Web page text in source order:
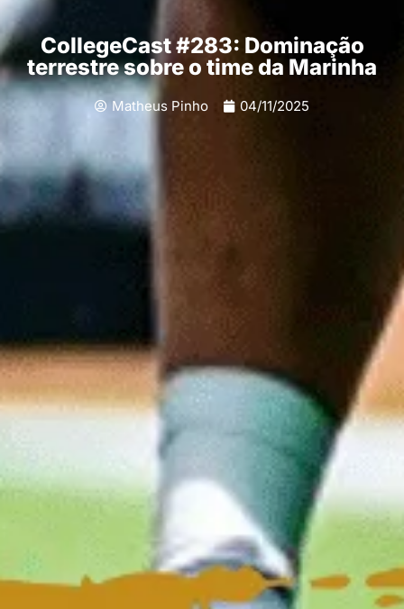
CollegeCast #283: Dominação
terrestre sobre o time da Marinha
Matheus Pinho 04/11/2025